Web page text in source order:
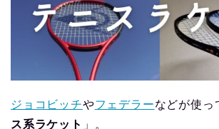
ジョコビッチやフェデラーなどが使っ
ス系ラケット 」。